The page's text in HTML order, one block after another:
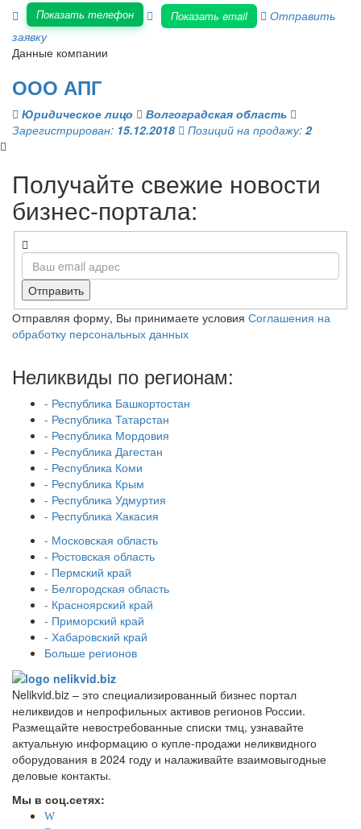
Показать телефон Показать email
Отправить
заявку
Данные компании
ООО АПГ
Юридическое лицо
Волгоградская область
Зарегистрирован: 15.12.2018 Позиций на продажу: 2
Получайте свежие новости
бизнес-портала:
Отправить
Отправляя форму, Вы принимаете условия Соглашения на
обработку персональных данных
Неликвиды по регионам:
- Республика Башкортостан
- Республика Татарстан
- Республика Мордовия
- Республика Дагестан
- Республика Коми
- Республика Крым
- Республика Удмуртия
- Республика Хакасия
- Московская область
- Ростовская область
- Пермский край
- Белгородская область
- Красноярский край
- Приморский край
- Хабаровский край
Больше регионов
Nelikvid.biz – это специализированный бизнес портал
неликвидов и непрофильных активов регионов России.
Размещайте невостребованные списки тмц, узнавайте
актуальную информацию о купле-продажи неликвидного
оборудования в 2024 году и налаживайте взаимовыгодные
деловые контакты.
Мы в соц.сетях: